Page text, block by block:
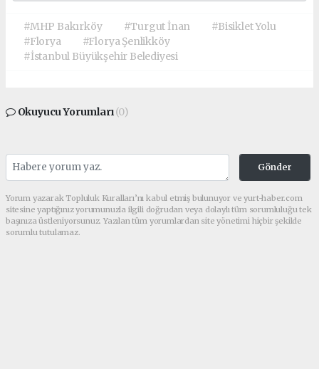
#MHP Bakırköy #Turgut İnan
#Bisiklet Yolu
#Florya
#Florya Şenlikköy
#İstanbul Büyükşehir Belediyesi
Okuyucu Yorumları(0)
Gönder
Yorum yazarak Topluluk Kuralları’nı kabul etmiş bulunuyor ve yurt-haber.com
sitesine yaptığınız yorumunuzla ilgili doğrudan veya dolaylı tüm sorumluluğu tek
başınıza üstleniyorsunuz. Yazılan tüm yorumlardan site yönetimi hiçbir şekilde
sorumlu tutulamaz.